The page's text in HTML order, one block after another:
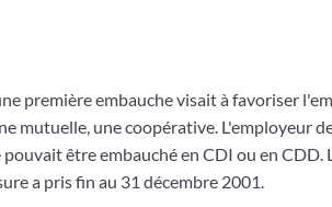
première embauche visait à favoriser
mutuelle, une coopérative. L'employeur
être embauché en CDI ou en
a pris fin au 31 décembre 2001.